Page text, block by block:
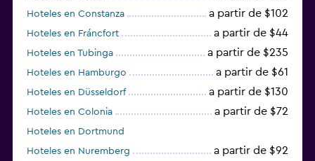
Hoteles en Constanza a partir de $102
Hoteles en Fráncfort a partir de $44
Hoteles en Tubinga a partir de $235
Hoteles en Hamburgo a partir de $61
Hoteles en Düsseldorf a partir de $130
Hoteles en Colonia a partir de $72
Hoteles en Dortmund
Hoteles en Nuremberg
a partir de $92